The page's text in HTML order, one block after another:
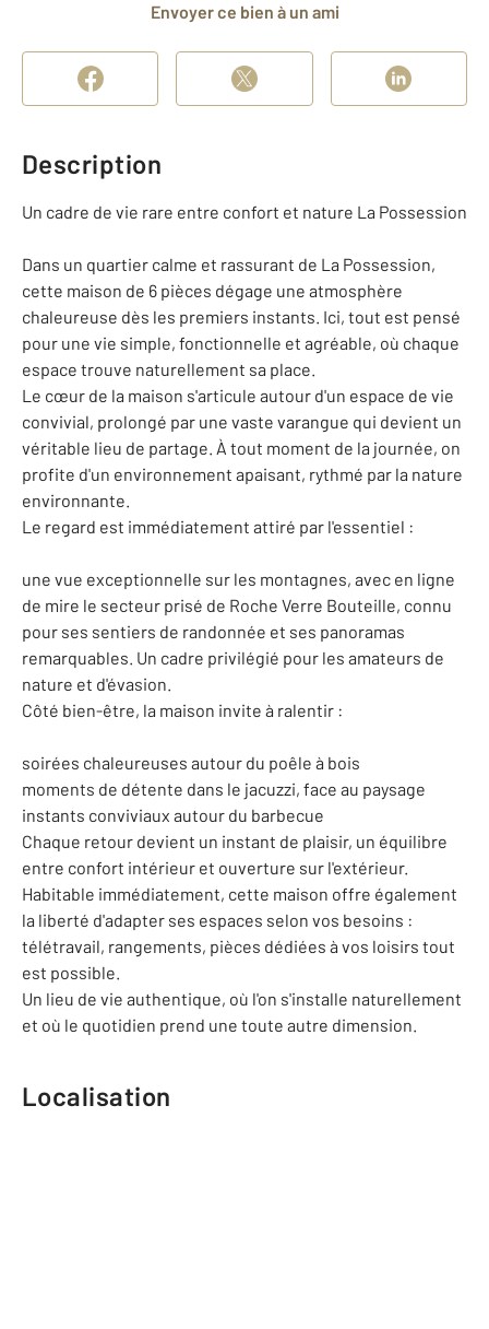
Envoyer ce bien à un ami
Description
Un cadre de vie rare entre confort et nature La Possession
Dans un quartier calme et rassurant de La Possession,
cette maison de 6 pièces dégage une atmosphère
chaleureuse dès les premiers instants. Ici, tout est pensé
pour une vie simple, fonctionnelle et agréable, où chaque
espace trouve naturellement sa place.
Le cœur de la maison s'articule autour d'un espace de vie
convivial, prolongé par une vaste varangue qui devient un
véritable lieu de partage. À tout moment de la journée, on
profite d'un environnement apaisant, rythmé par la nature
environnante.
Le regard est immédiatement attiré par l'essentiel :
une vue exceptionnelle sur les montagnes, avec en ligne
de mire le secteur prisé de Roche Verre Bouteille, connu
pour ses sentiers de randonnée et ses panoramas
remarquables. Un cadre privilégié pour les amateurs de
nature et d'évasion.
Côté bien-être, la maison invite à ralentir :
soirées chaleureuses autour du poêle à bois
moments de détente dans le jacuzzi, face au paysage
instants conviviaux autour du barbecue
Chaque retour devient un instant de plaisir, un équilibre
entre confort intérieur et ouverture sur l'extérieur.
Habitable immédiatement, cette maison offre également
la liberté d'adapter ses espaces selon vos besoins :
télétravail, rangements, pièces dédiées à vos loisirs tout
est possible.
Un lieu de vie authentique, où l'on s'installe naturellement
et où le quotidien prend une toute autre dimension.
Localisation